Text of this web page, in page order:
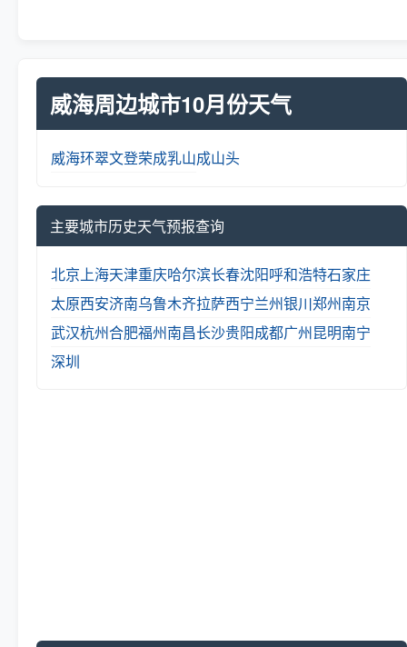
威海周边城市10月份天气
威海环翠文登荣成乳山成山头
主要城市历史天气预报查询
北京 上海天津重庆哈尔滨长春沈阳呼和浩特石家庄
太原西安济南乌鲁木齐拉萨西宁兰州银川郑州南京
武汉杭州合肥福州南昌长沙贵阳成都广州昆明南宁
深圳